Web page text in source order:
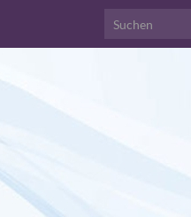
Search for: